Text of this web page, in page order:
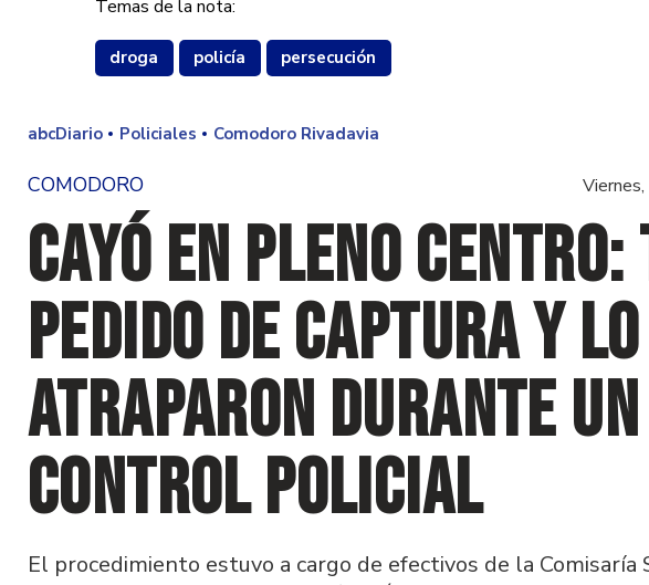
Temas de la nota:
droga policía persecución
abcDiario Policiales Comodoro Rivadavia
COMODORO
Cayó en pleno
pedido de captura y lo
atraparon durante un
control policial
El procedimiento estuvo a cargo de efectivos de la Comisaría